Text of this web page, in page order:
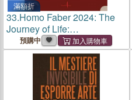
滿額折
33.Homo Faber 2024: The
Journey of Life:
Michelangelo Foundation for
Creativity and
Craftsmanship
預購中